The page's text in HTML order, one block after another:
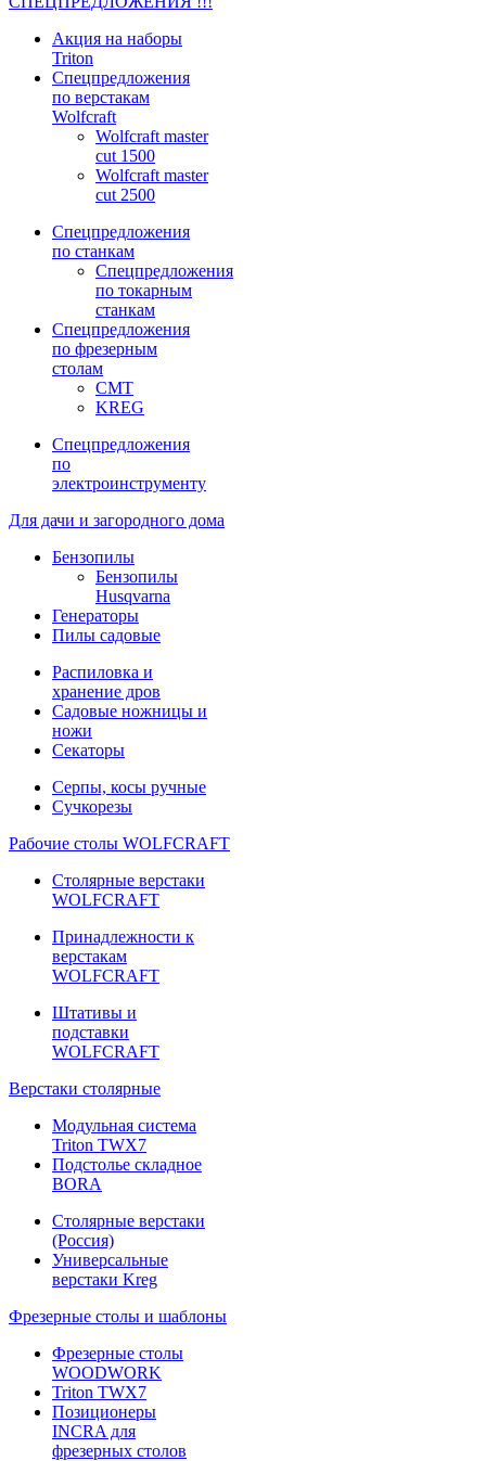
Акция на наборы
Triton
Спецпредложения
по верстакам
Wolfcraft
Wolfcraft master
cut 1500
Wolfcraft master
cut 2500
Спецпредложения
по станкам
Спецпредложения
по токарным
станкам
Спецпредложения
по фрезерным
столам
CMT
KREG
Спецпредложения
по
электроинструменту
Для дачи и загородного дома
Бензопилы
Бензопилы
Husqvarna
Генераторы
Пилы садовые
Распиловка и
хранение дров
Садовые ножницы и
ножи
Секаторы
Серпы, косы ручные
Сучкорезы
Рабочие столы WOLFCRAFT
Столярные верстаки
WOLFCRAFT
Принадлежности к
верстакам
WOLFCRAFT
Штативы и
подставки
WOLFCRAFT
Верстаки столярные
Модульная система
Triton TWX7
Подстолье складное
BORA
Столярные верстаки
(Россия)
Универсальные
верстаки Kreg
Фрезерные столы и шаблоны
Фрезерные столы
WOODWORK
Triton TWX7
Позиционеры
INCRA для
фрезерных столов